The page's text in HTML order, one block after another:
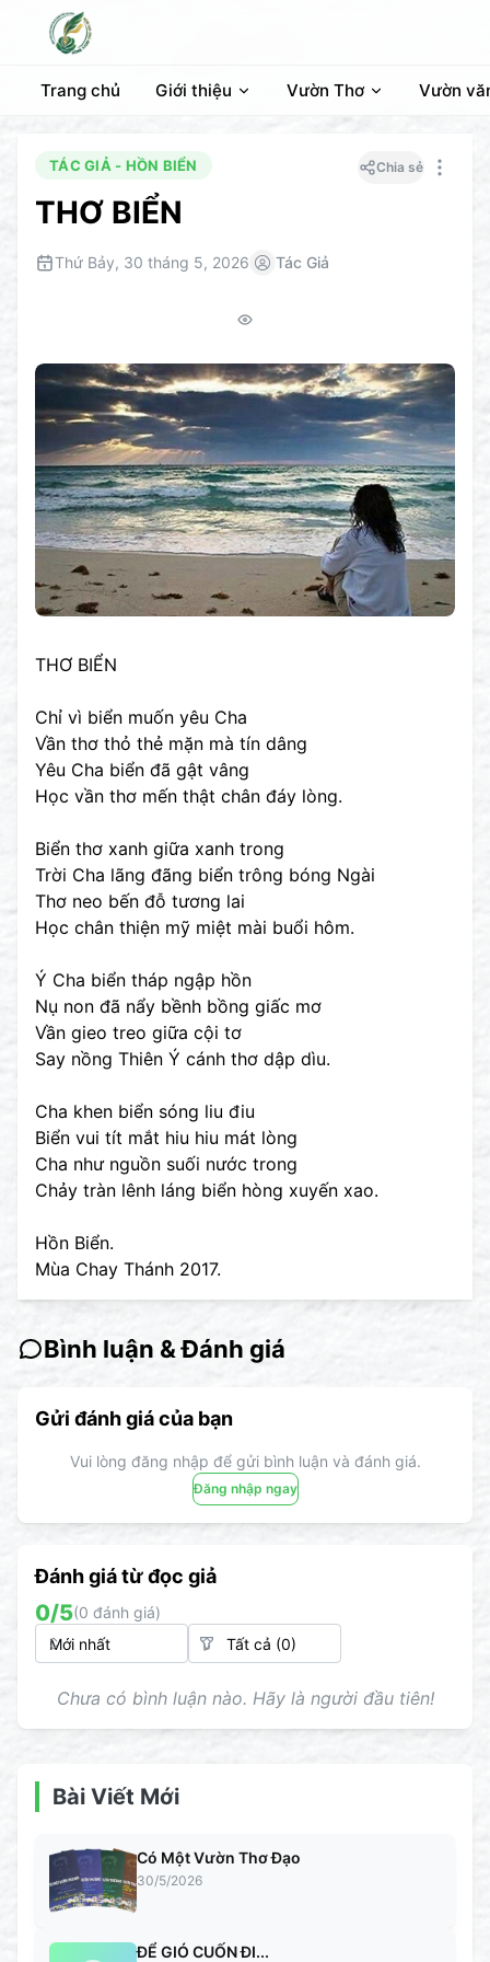
Trang chủ Giới thiệu Vườn Thơ Vườn
TÁC GIẢ - HỒN BIỂN
THƠ BIỂN
Chia sẻ
Thứ Bảy, 30 tháng 5, 2026 Tác Giả
THƠ BIỂN
Chỉ vì biển muốn yêu Cha
Vần thơ thỏ thẻ mặn mà tín dâng
Yêu Cha biển đã gật vâng
Học vần thơ mến thật chân đáy lòng.
Biển thơ xanh giữa xanh trong
Trời Cha lãng đãng biển trông bóng Ngài
Thơ neo bến đỗ tương lai
Học chân thiện mỹ miệt mài buổi hôm.
Ý Cha biển tháp ngập hồn
Nụ non đã nẩy bềnh bồng giấc mơ
Vần gieo treo giữa cội tơ
Say nồng Thiên Ý cánh thơ dập dìu.
Cha khen biển sóng liu điu
Biển vui tít mắt hiu hiu mát lòng
Cha như nguồn suối nước trong
Chảy tràn lênh láng biển hòng xuyến xao.
Hồn Biển.
Mùa Chay Thánh 2017.
Bình luận & Đánh giá
Gửi đánh giá của bạn
Vui lòng đăng nhập để gửi bình luận và đánh giá.
Đăng nhập ngay
Đánh giá từ đọc giả
0/5(0 đánh giá)
Chưa có bình luận nào. Hãy là người đầu tiên!
Bài Viết Mới
Có Một Vườn Thơ Đạo
30/5/2026
ĐỂ GIÓ CUỐN ĐI...